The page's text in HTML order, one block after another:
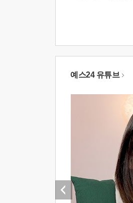
예스24 유튜브